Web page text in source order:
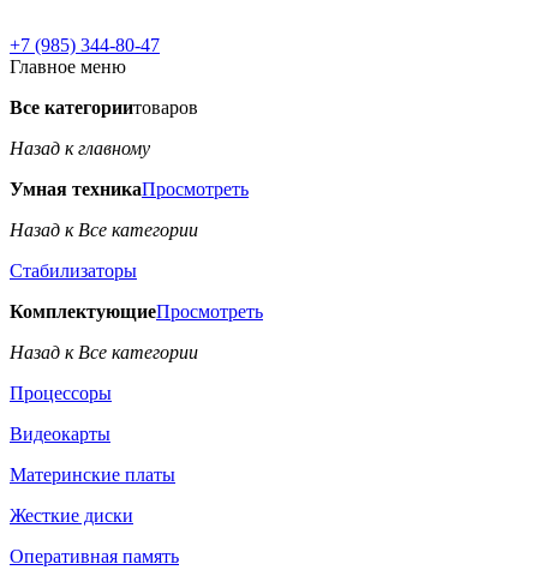
+7 (985) 344-80-47
Главное меню
Все категориитоваров
Назад к главному
Умная техникаПросмотреть
Назад к Все категории
Стабилизаторы
КомплектующиеПросмотреть
Назад к Все категории
Процессоры
Видеокарты
Материнские платы
Жесткие диски
Оперативная память